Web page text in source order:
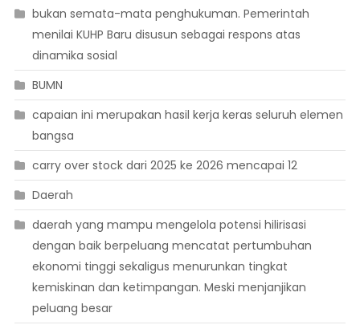
bukan semata-mata penghukuman. Pemerintah
menilai KUHP Baru disusun sebagai respons atas
dinamika sosial
BUMN
capaian ini merupakan hasil kerja keras seluruh elemen
bangsa
carry over stock dari 2025 ke 2026 mencapai 12
Daerah
daerah yang mampu mengelola potensi hilirisasi
dengan baik berpeluang mencatat pertumbuhan
ekonomi tinggi sekaligus menurunkan tingkat
kemiskinan dan ketimpangan. Meski menjanjikan
peluang besar